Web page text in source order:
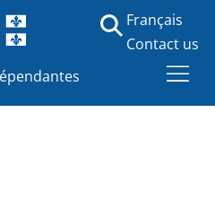
Français
Contact us